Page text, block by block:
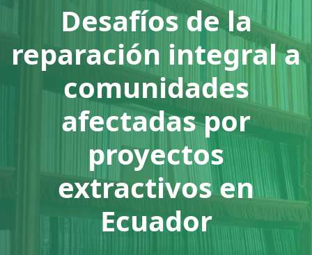
⁠Desafíos de la
reparación integral a
comunidades
afectadas por
proyectos
extractivos en
Ecuador